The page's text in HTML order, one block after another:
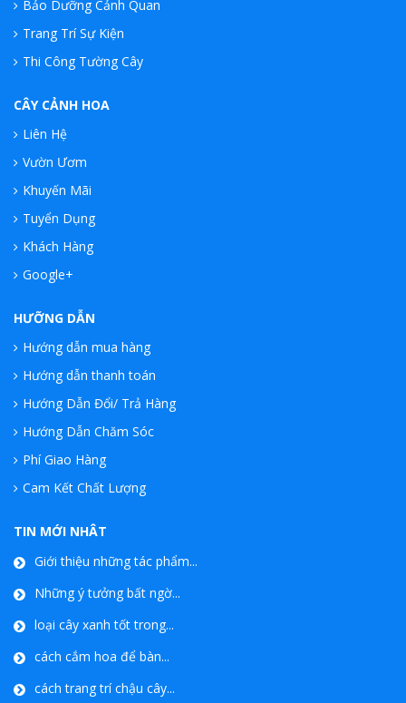
Bảo Dưỡng Cảnh Quan
Trang Trí Sự Kiện
Thi Công Tường Cây
CÂY CẢNH HOA
Liên Hệ
Vườn Ươm
Khuyến Mãi
Tuyển Dụng
Khách Hàng
Google+
HƯỠNG DẪN
Hướng dẫn mua hàng
Hướng dẫn thanh toán
Hướng Dẫn Đổi/ Trả Hàng
Hướng Dẫn Chăm Sóc
Phí Giao Hàng
Cam Kết Chất Lượng
TIN MỚI NHÂT
Giới thiệu những tác phẩm...
Những ý tưởng bất ngờ...
loại cây xanh tốt trong...
cách cắm hoa để bàn...
cách trang trí chậu cây...